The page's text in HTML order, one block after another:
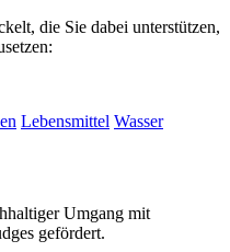
die Sie dabei unterstützen,
Lebensmittel Wasser
Umgang mit
gefördert.